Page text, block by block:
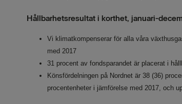
Hållbarhetsresultat i korthet, januari-
Vi klimatkompenserar för alla våra
med 2017
31 procent av fondsparandet är placerat i
Könsfördelningen på Nordnet är 38 (36)
procentenheter i jämförelse med 2017, och